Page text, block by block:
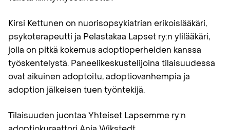
Kirsi Kettunen on nuorisopsykiatrian erikoislääkäri,
psykoterapeutti ja Pelastakaa Lapset ry:n ylilääkäri,
jolla on pitkä kokemus adoptioperheiden kanssa
työskentelystä. Paneelikeskustelijoina tilaisuudessa
ovat aikuinen adoptoitu, adoptiovanhempia ja
adoption jälkeisen tuen työntekijä.
Tilaisuuden juontaa Yhteiset Lapsemme ry:n